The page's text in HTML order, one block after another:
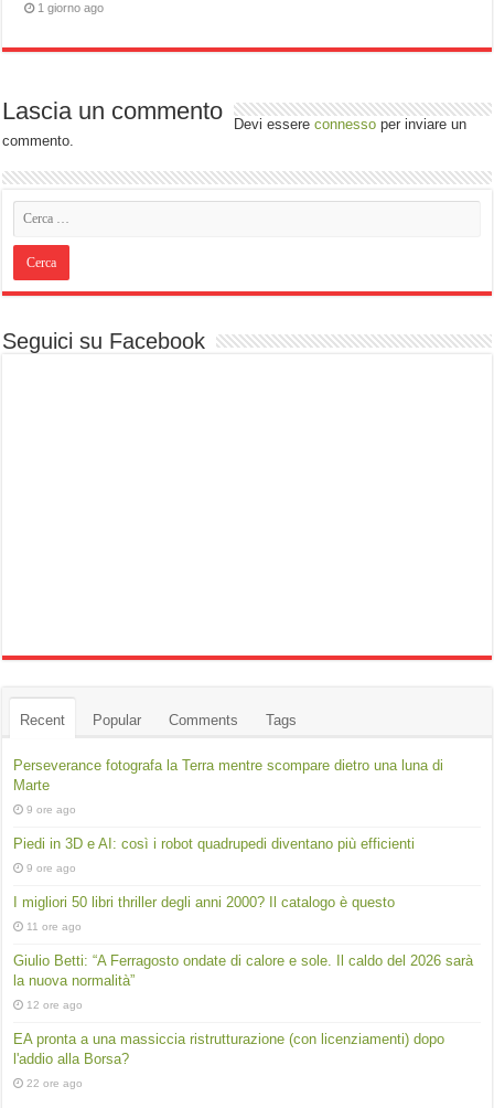
1 giorno ago
Lascia un commento Devi essereconnesso per inviare un
commento.
Seguici su Facebook
Recent Popular Comments Tags
Perseverance fotografa la Terra mentre scompare dietro una luna di
Marte
9 ore ago
Piedi in 3D e AI: così i robot quadrupedi diventano più efficienti
9 ore ago
I migliori 50 libri thriller degli anni 2000? Il catalogo è questo
11 ore ago
Giulio Betti: “A Ferragosto ondate di calore e sole. Il caldo del 2026 sarà
la nuova normalità”
12 ore ago
EA pronta a una massiccia ristrutturazione (con licenziamenti) dopo
l'addio alla Borsa?
22 ore ago